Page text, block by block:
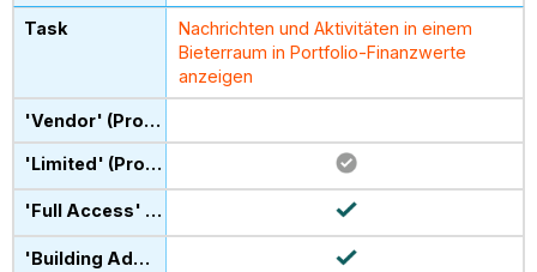
Nachrichten und Aktivitäten in einem
Bieterraum in Portfolio-Finanzwerte
anzeigen